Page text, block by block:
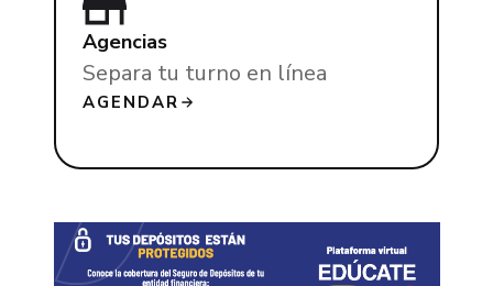
Agencias
Separa tu turno en línea
AGENDAR